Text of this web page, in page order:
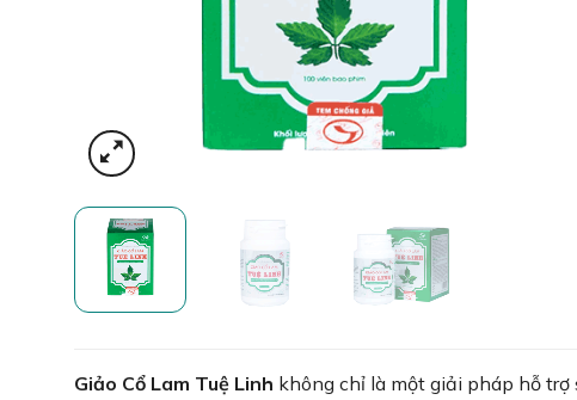
Giảo Cổ Lam Tuệ Linh không chỉ là một giải pháp hỗ